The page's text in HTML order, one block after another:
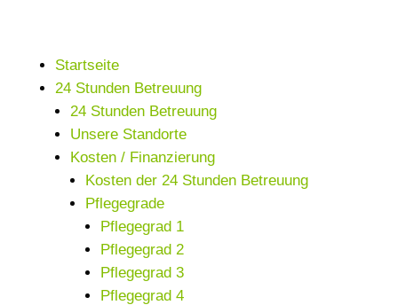
Startseite
24 Stunden Betreuung
24 Stunden Betreuung
Unsere Standorte
Kosten / Finanzierung
Kosten der 24 Stunden Betreuung
Pflegegrade
Pflegegrad 1
Pflegegrad 2
Pflegegrad 3
Pflegegrad 4